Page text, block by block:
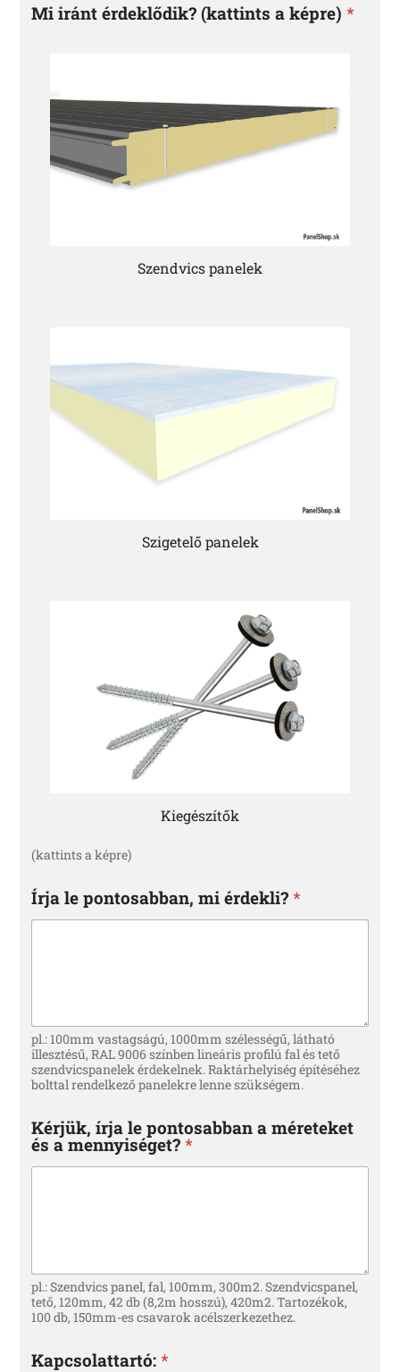
Mi iránt érdeklődik? (kattints a képre)*
Szendvics panelek
Szigetelő panelek
Kiegészítők
(kattints a képre)
Írja le pontosabban, mi érdekli?*
pl.: 100mm vastagságú, 1000mm szélességű, látható
illesztésű, RAL 9006 színben lineáris profilú fal és tető
szendvicspanelek érdekelnek. Raktárhelyiség építéséhez
bolttal rendelkező panelekre lenne szükségem.
Kérjük, írja le pontosabban a méreteket
és a mennyiséget?*
pl.: Szendvics panel, fal, 100mm, 300m2. Szendvicspanel,
tető, 120mm, 42 db (8,2m hosszú), 420m2. Tartozékok,
100 db, 150mm-es csavarok acélszerkezethez.
Kapcsolattartó:*